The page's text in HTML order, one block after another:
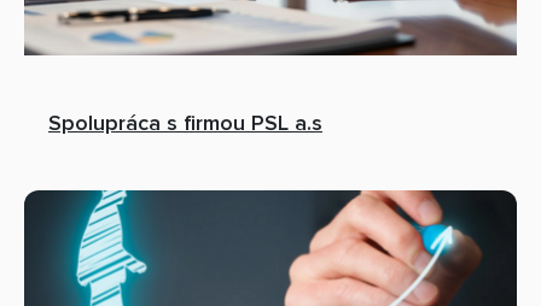
Spolupráca s firmou PSL a.s